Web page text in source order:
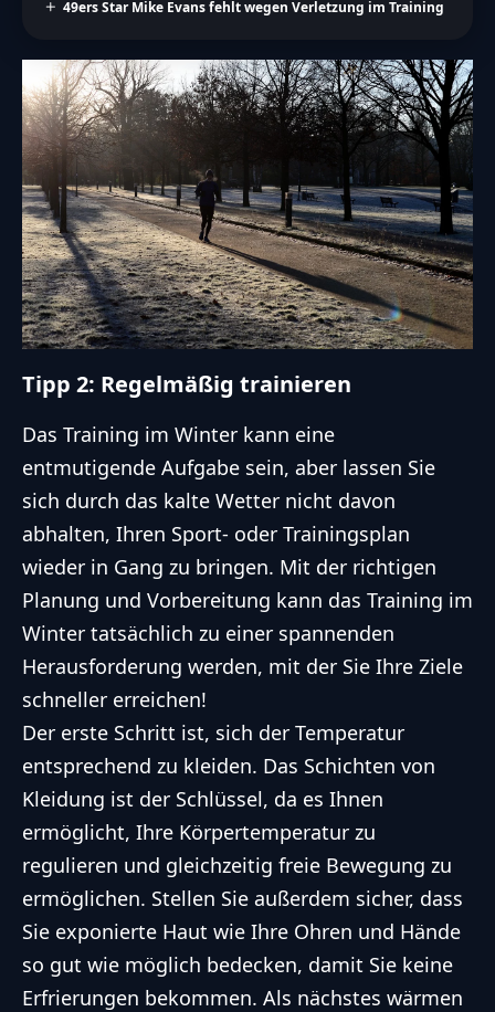
49ers Star Mike Evans fehlt wegen Verletzung im Training
Tipp 2: Regelmäßig trainieren
Das Training im Winter kann eine
entmutigende Aufgabe sein, aber lassen Sie
sich durch das kalte Wetter nicht davon
abhalten, Ihren Sport- oder Trainingsplan
wieder in Gang zu bringen. Mit der richtigen
Planung und Vorbereitung kann das Training im
Winter tatsächlich zu einer spannenden
Herausforderung werden, mit der Sie Ihre Ziele
schneller erreichen!
Der erste Schritt ist, sich der Temperatur
entsprechend zu kleiden. Das Schichten von
Kleidung ist der Schlüssel, da es Ihnen
ermöglicht, Ihre Körpertemperatur zu
regulieren und gleichzeitig freie Bewegung zu
ermöglichen. Stellen Sie außerdem sicher, dass
Sie exponierte Haut wie Ihre Ohren und Hände
so gut wie möglich bedecken, damit Sie keine
Erfrierungen bekommen. Als nächstes wärmen